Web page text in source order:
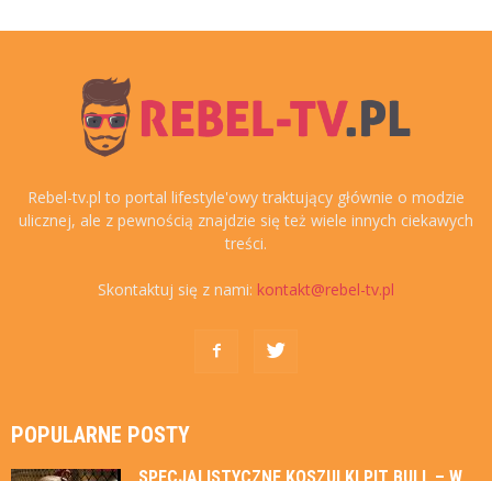
Rebel-tv.pl to portal lifestyle'owy traktujący głównie o modzie
ulicznej, ale z pewnością znajdzie się też wiele innych ciekawych
treści.
Skontaktuj się z nami: kontakt@rebel-tv.pl
POPULARNE POSTY